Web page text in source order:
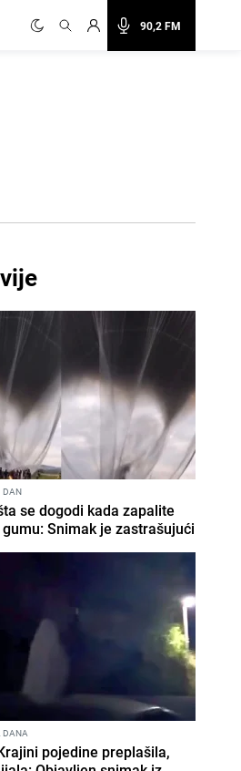
90,2 FM
DAN
se dogodi kada zapalite
Snimak je zastrašujući
DANA
pojedine preplašila,